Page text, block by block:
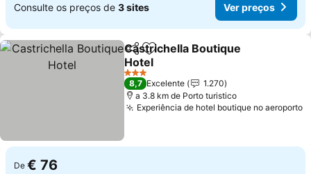
Consulte os preços de 3 sites Ver preços
PartilharAdicionar aos favoritos
Castrichella Boutique
Hotel
3 Estrelas
8,7 Excelente
1.270
a 3.8 km de Porto turistico
Experiência de hotel boutique no aeroporto
De € 76